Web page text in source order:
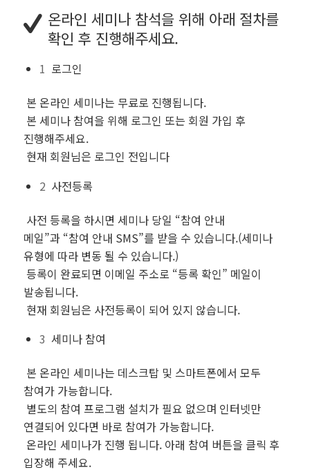
온라인 세미나 참석을 위해 아래 절차를
확인 후 진행해주세요.
1 로그인
본 온라인 세미나는 무료로 진행됩니다.
본 세미나 참여을 위해 로그인 또는 회원 가입 후
진행해주세요.
현재 회원님은 로그인 전입니다
2 사전등록
사전 등록을 하시면 세미나 당일 “참여 안내
메일”과 “참여 안내 SMS”를 받을 수 있습니다.(세미나
유형에 따라 변동 될 수 있습니다.)
등록이 완료되면 이메일 주소로 “등록 확인” 메일이
발송됩니다.
현재 회원님은 사전등록이 되어 있지 않습니다.
3 세미나 참여
본 온라인 세미나는 데스크탑 및 스마트폰에서 모두
참여가 가능합니다.
별도의 참여 프로그램 설치가 필요 없으며 인터넷만
연결되어 있다면 바로 참여가 가능합니다.
온라인 세미나가 진행 됩니다. 아래 참여 버튼을 클릭 후
입장해 주세요.